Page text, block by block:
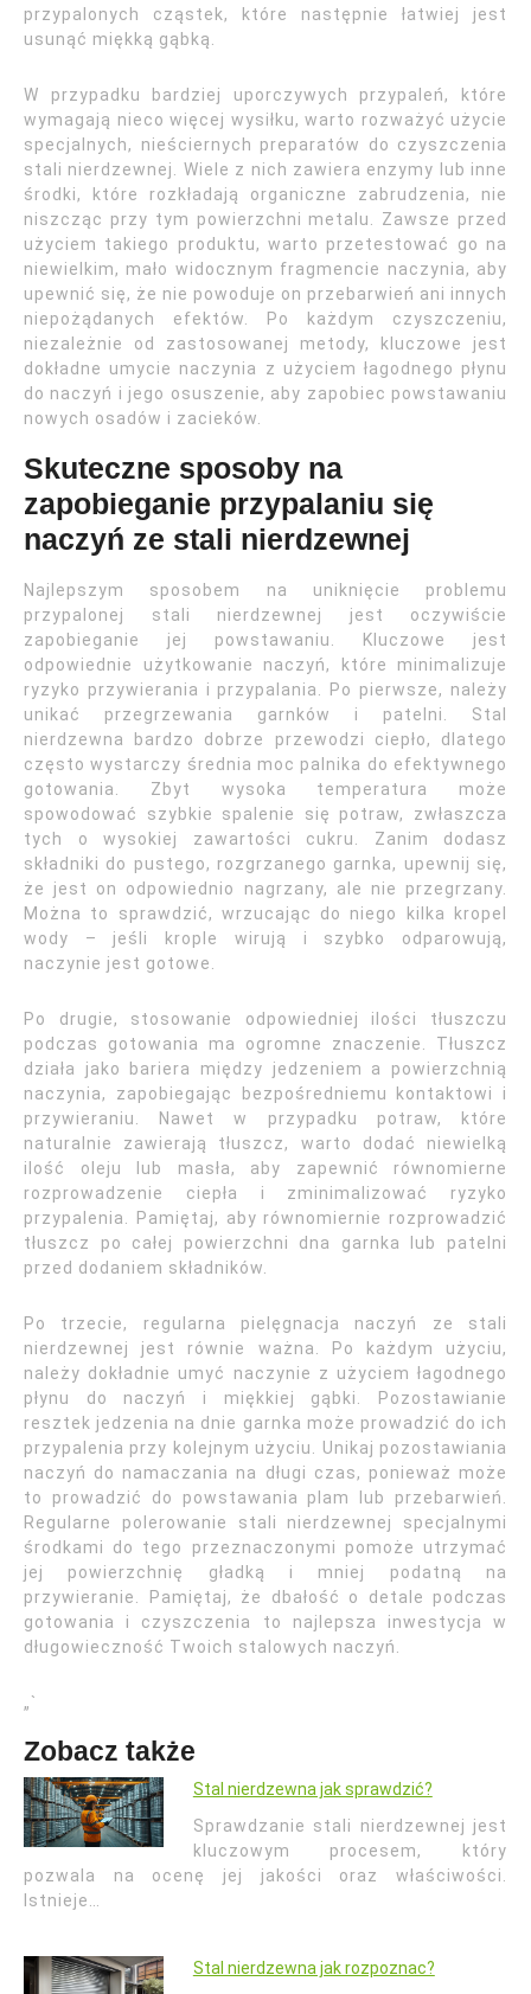
przypalonych cząstek, które następnie łatwiej jest
usunąć miękką gąbką.
W przypadku bardziej uporczywych przypaleń, które
wymagają nieco więcej wysiłku, warto rozważyć użycie
specjalnych, nieściernych preparatów do czyszczenia
stali nierdzewnej. Wiele z nich zawiera enzymy lub inne
środki, które rozkładają organiczne zabrudzenia, nie
niszcząc przy tym powierzchni metalu. Zawsze przed
użyciem takiego produktu, warto przetestować go na
niewielkim, mało widocznym fragmencie naczynia, aby
upewnić się, że nie powoduje on przebarwień ani innych
niepożądanych efektów. Po każdym czyszczeniu,
niezależnie od zastosowanej metody, kluczowe jest
dokładne umycie naczynia z użyciem łagodnego płynu
do naczyń i jego osuszenie, aby zapobiec powstawaniu
nowych osadów i zacieków.
Skuteczne sposoby na
zapobieganie przypalaniu się
naczyń ze stali nierdzewnej
Najlepszym sposobem na uniknięcie problemu
przypalonej stali nierdzewnej jest oczywiście
zapobieganie jej powstawaniu. Kluczowe jest
odpowiednie użytkowanie naczyń, które minimalizuje
ryzyko przywierania i przypalania. Po pierwsze, należy
unikać przegrzewania garnków i patelni. Stal
nierdzewna bardzo dobrze przewodzi ciepło, dlatego
często wystarczy średnia moc palnika do efektywnego
gotowania. Zbyt wysoka temperatura może
spowodować szybkie spalenie się potraw, zwłaszcza
tych o wysokiej zawartości cukru. Zanim dodasz
składniki do pustego, rozgrzanego garnka, upewnij się,
że jest on odpowiednio nagrzany, ale nie przegrzany.
Można to sprawdzić, wrzucając do niego kilka kropel
wody – jeśli krople wirują i szybko odparowują,
naczynie jest gotowe.
Po drugie, stosowanie odpowiedniej ilości tłuszczu
podczas gotowania ma ogromne znaczenie. Tłuszcz
działa jako bariera między jedzeniem a powierzchnią
naczynia, zapobiegając bezpośredniemu kontaktowi i
przywieraniu. Nawet w przypadku potraw, które
naturalnie zawierają tłuszcz, warto dodać niewielką
ilość oleju lub masła, aby zapewnić równomierne
rozprowadzenie ciepła i zminimalizować ryzyko
przypalenia. Pamiętaj, aby równomiernie rozprowadzić
tłuszcz po całej powierzchni dna garnka lub patelni
przed dodaniem składników.
Po trzecie, regularna pielęgnacja naczyń ze stali
nierdzewnej jest równie ważna. Po każdym użyciu,
należy dokładnie umyć naczynie z użyciem łagodnego
płynu do naczyń i miękkiej gąbki. Pozostawianie
resztek jedzenia na dnie garnka może prowadzić do ich
przypalenia przy kolejnym użyciu. Unikaj pozostawiania
naczyń do namaczania na długi czas, ponieważ może
to prowadzić do powstawania plam lub przebarwień.
Regularne polerowanie stali nierdzewnej specjalnymi
środkami do tego przeznaczonymi pomoże utrzymać
jej powierzchnię gładką i mniej podatną na
przywieranie. Pamiętaj, że dbałość o detale podczas
gotowania i czyszczenia to najlepsza inwestycja w
długowieczność Twoich stalowych naczyń.
„`
Zobacz także
Stal nierdzewna jak sprawdzić?
Sprawdzanie stali nierdzewnej jest
kluczowym procesem, który
pozwala na ocenę jej jakości oraz właściwości.
Istnieje…
Stal nierdzewna jak rozpoznac?